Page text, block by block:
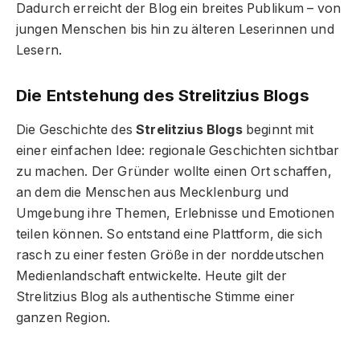
Dadurch erreicht der Blog ein breites Publikum – von
jungen Menschen bis hin zu älteren Leserinnen und
Lesern.
Die Entstehung des Strelitzius Blogs
Die Geschichte desStrelitzius Blogsbeginnt mit
einer einfachen Idee: regionale Geschichten sichtbar
zu machen. Der Gründer wollte einen Ort schaffen,
an dem die Menschen aus Mecklenburg und
Umgebung ihre Themen, Erlebnisse und Emotionen
teilen können. So entstand eine Plattform, die sich
rasch zu einer festen Größe in der norddeutschen
Medienlandschaft entwickelte. Heute gilt der
Strelitzius Blog als authentische Stimme einer
ganzen Region.